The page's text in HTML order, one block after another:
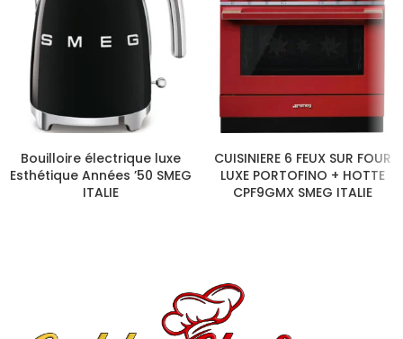
Bouilloire électrique luxe
Esthétique Années ’50 SMEG
ITALIE
CUISINIERE 6 FEUX SUR FOUR
LUXE PORTOFINO + HOTTE
CPF9GMX SMEG ITALIE